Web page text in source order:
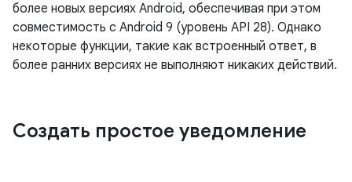
более новых версиях Android, обеспечивая при этом
совместимость с Android 9 (уровень API 28). Однако
некоторые функции, такие как встроенный ответ, в
более ранних версиях не выполняют никаких действий.
Создать простое уведомление